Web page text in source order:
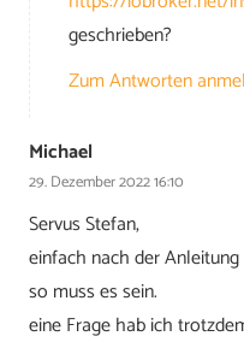
geschrieben?
Zum Antworten
Michael
29. Dezember 2022 16:10
Servus Stefan,
einfach nach der
so muss es sein.
eine Frage hab ich